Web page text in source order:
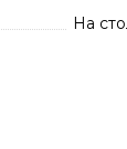
На